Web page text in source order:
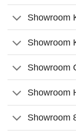
Showroom
Showroom
Showroom
Showroom
Showroom